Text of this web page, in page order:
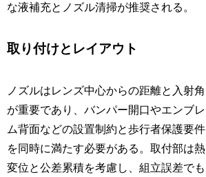
な液補充とノズル清掃が推奨される。
取り付けとレイアウト
ノズルはレンズ中心からの距離と入射角
が重要であり、バンパー開口やエンブレ
ム背面などの設置制約と歩行者保護要件
を同時に満たす必要がある。取付部は熱
変位と公差累積を考慮し、組立誤差でも